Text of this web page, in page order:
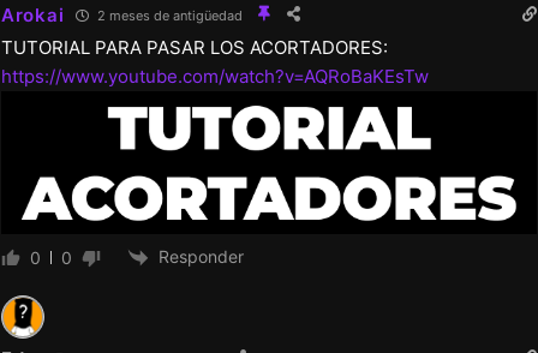
Arokai 2 meses de antigüedad
TUTORIAL PARA PASAR LOS ACORTADORES:
https://www.youtube.com/watch?v=AQRoBaKEsTw
0 0 Responder